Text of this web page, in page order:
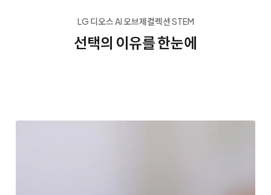
LG 디오스 AI 오브제컬렉션 STEM
선택의 이유를 한눈에